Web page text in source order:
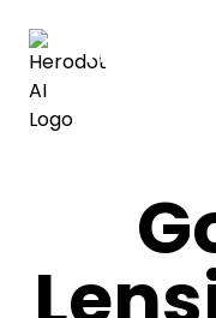
Herodot